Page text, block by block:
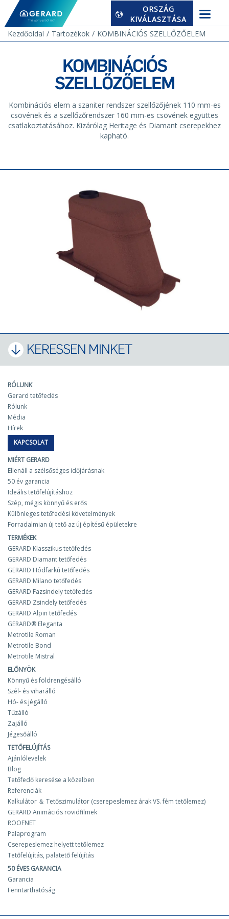
ORSZÁG
KIVÁLASZTÁSA
Kezdőoldal
Tartozékok KOMBINÁCIÓS SZELLŐZŐELEM
KOMBINÁCIÓS
SZELLŐZŐELEM
Kombinációs elem a szaniter rendszer szellőzőjének 110 mm-es
csövének és a szellőzőrendszer 160 mm-es csövének együttes
csatlakoztatásához. Kizárólag Heritage és Diamant cserepekhez
kapható.
KERESSEN MINKET
RÓLUNK
Gerard tetőfedés
Rólunk
Média
Hírek
KAPCSOLAT
MIÉRT GERARD
Ellenáll a szélsőséges időjárásnak
50 év garancia
Ideális tetőfelújításhoz
Szép, mégis könnyű és erős
Különleges tetőfedési követelmények
Forradalmian új tető az új építésű épületekre
TERMÉKEK
GERARD Klasszikus tetőfedés
GERARD Diamant tetőfedés
GERARD Hódfarkú tetőfedés
GERARD Milano tetőfedés
GERARD Fazsindely tetőfedés
GERARD Zsindely tetőfedés
GERARD Alpin tetőfedés
GERARD® Eleganta
Metrotile Roman
Metrotile Bond
Metrotile Mistral
ELŐNYÖK
Könnyű és földrengésálló
Szél- és viharálló
Hó- és jégálló
Tűzálló
Zajálló
Jégesőálló
TETŐFELÚJÍTÁS
Ajánlólevelek
Blog
Tetőfedő keresése a közelben
Referenciák
Kalkulátor ＆ Tetőszimulátor (cserepeslemez árak VS. fém tetőlemez)
GERARD Animációs rövidfilmek
ROOFNET
Palaprogram
Cserepeslemez helyett tetőlemez
Tetőfelújítás, palatető felújítás
50 ÉVES GARANCIA
Garancia
Fenntarthatóság